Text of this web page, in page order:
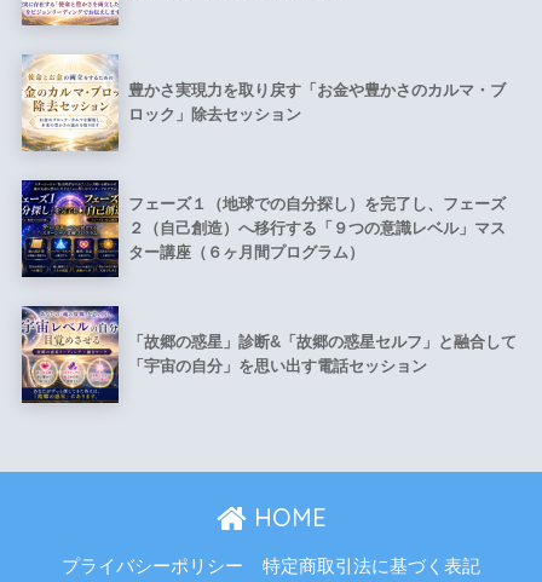
豊かさ実現力を取り戻す「お金や豊かさのカルマ・ブ
ロック」除去セッション
フェーズ１（地球での自分探し）を完了し、フェーズ
２（自己創造）へ移行する「９つの意識レベル」マス
ター講座（６ヶ月間プログラム）
「故郷の惑星」診断&「故郷の惑星セルフ」と融合して
「宇宙の自分」を思い出す電話セッション
HOME
プライバシーポリシー 特定商取引法に基づく表記